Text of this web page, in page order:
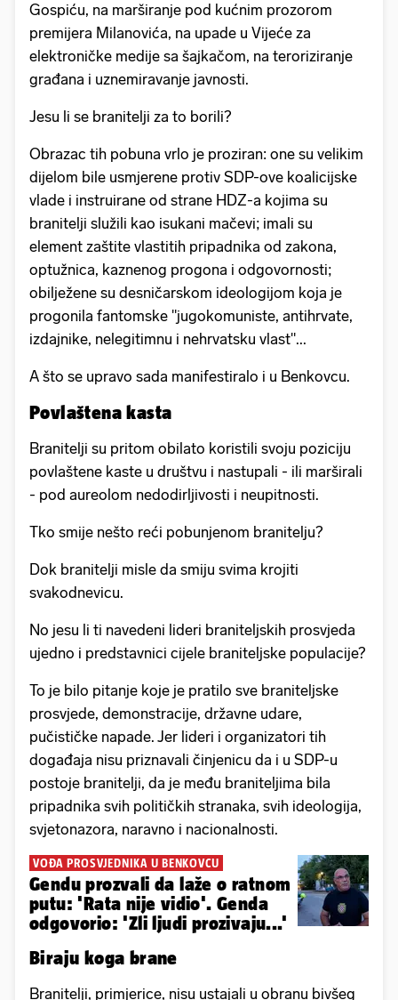
Gospiću, na marširanje pod kućnim prozorom
premijera Milanovića, na upade u Vijeće za
elektroničke medije sa šajkačom, na teroriziranje
građana i uznemiravanje javnosti.
Jesu li se branitelji za to borili?
Obrazac tih pobuna vrlo je proziran: one su velikim
dijelom bile usmjerene protiv SDP-ove koalicijske
vlade i instruirane od strane HDZ-a kojima su
branitelji služili kao isukani mačevi; imali su
element zaštite vlastitih pripadnika od zakona,
optužnica, kaznenog progona i odgovornosti;
obilježene su desničarskom ideologijom koja je
progonila fantomske "jugokomuniste, antihrvate,
izdajnike, nelegitimnu i nehrvatsku vlast"...
A što se upravo sada manifestiralo i u Benkovcu.
Povlaštena kasta
Branitelji su pritom obilato koristili svoju poziciju
povlaštene kaste u društvu i nastupali - ili marširali
- pod aureolom nedodirljivosti i neupitnosti.
Tko smije nešto reći pobunjenom branitelju?
Dok branitelji misle da smiju svima krojiti
svakodnevicu.
No jesu li ti navedeni lideri braniteljskih prosvjeda
ujedno i predstavnici cijele braniteljske populacije?
To je bilo pitanje koje je pratilo sve braniteljske
prosvjede, demonstracije, državne udare,
pučističke napade. Jer lideri i organizatori tih
događaja nisu priznavali činjenicu da i u SDP-u
postoje branitelji, da je među braniteljima bila
pripadnika svih političkih stranaka, svih ideologija,
svjetonazora, naravno i nacionalnosti.
VOĐA PROSVJEDNIKA U BENKOVCU
Gendu prozvali da laže o ratnom
putu: 'Rata nije vidio'. Genda
odgovorio: 'Zli ljudi prozivaju...'
Biraju koga brane
Branitelji, primjerice, nisu ustajali u obranu bivšeg